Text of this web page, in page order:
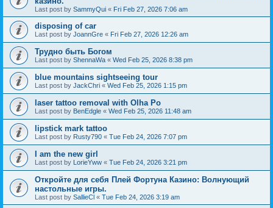
Last post by SammyQui « Fri Feb 27, 2026 7:06 am
disposing of car
Last post by JoannGre « Fri Feb 27, 2026 12:26 am
Трудно быть Богом
Last post by ShennaWa « Wed Feb 25, 2026 8:38 pm
blue mountains sightseeing tour
Last post by JackChri « Wed Feb 25, 2026 1:15 pm
laser tattoo removal with Olha Po
Last post by BenEdgle « Wed Feb 25, 2026 11:48 am
lipstick mark tattoo
Last post by Rusty790 « Tue Feb 24, 2026 7:07 pm
I am the new girl
Last post by LorieYww « Tue Feb 24, 2026 3:21 pm
Откройте для себя Плей Фортуна Казино: Волнующий
настольные игры.
Last post by SallieCl « Tue Feb 24, 2026 3:19 am